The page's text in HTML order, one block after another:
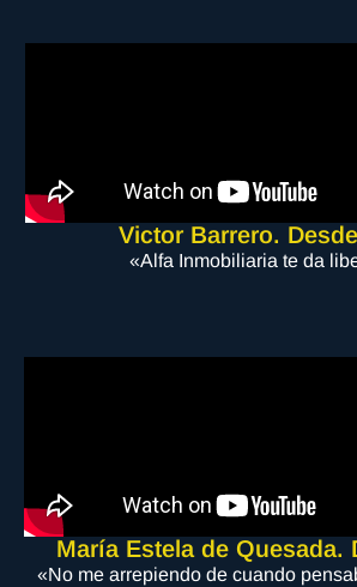
Victor Barrero.
«Alfa Inmobiliaria te da
María Estela de Quesada.
«No me arrepiendo de cuando